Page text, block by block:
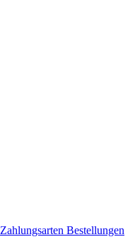
Zahlungsarten Bestellungen